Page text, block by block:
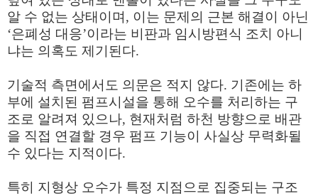
알 수 없는 상태이며, 이는 문제의 근본 해결이 아닌
‘은폐성 대응’이라는 비판과 임시방편식 조치 아니
냐는 의혹도 제기된다.
기술적 측면에서도 의문은 적지 않다. 기존에는 하
부에 설치된 펌프시설을 통해 오수를 처리하는 구
조로 알려져 있으나, 현재처럼 하천 방향으로 배관
을 직접 연결할 경우 펌프 기능이 사실상 무력화될
수 있다는 지적이다.
특히 지형상 오수가 특정 지점으로 집중되는 구조